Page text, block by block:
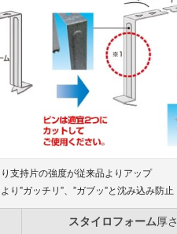
支持片の強度が従来品よりアップ
り”ガッチリ”、”ガブッ”と沈み込み防止
スタイロフォーム厚さ